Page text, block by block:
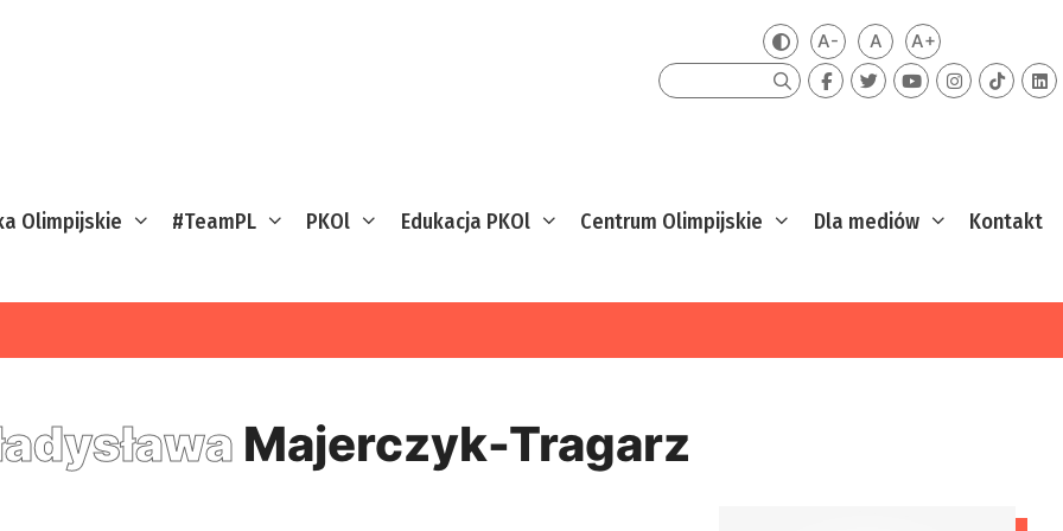
Zmień kontrast
A-Mniejsza czcionka
ADomyślna czcionka
A+Większa
Szukaj
Olimpijskie #TeamPL PKOl Edukacja PKOl Centrum Olimpijskie Dla mediów Kontakt
Majerczyk-Tragarz